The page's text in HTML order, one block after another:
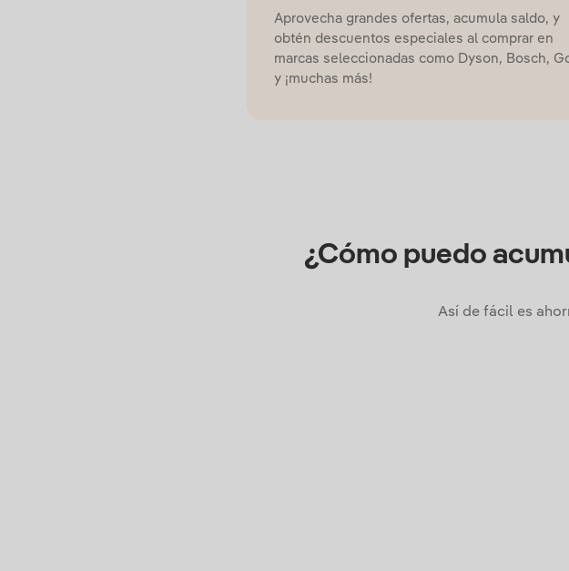
Aprovecha grandes ofertas, acumula saldo, y
obtén descuentos especiales al comprar en
marcas seleccionadas como Dyson, Bosch,
y ¡muchas más!
¿Cómo puedo
Así de fácil es